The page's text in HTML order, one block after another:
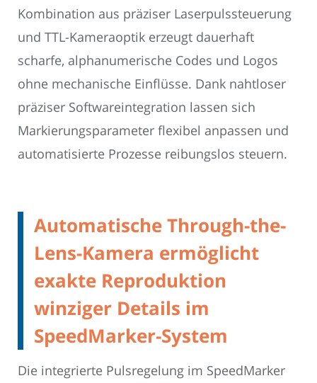
Kombination aus präziser Laserpulssteuerung
und TTL-Kameraoptik erzeugt dauerhaft
scharfe, alphanumerische Codes und Logos
ohne mechanische Einflüsse. Dank nahtloser
präziser Softwareintegration lassen sich
Markierungsparameter flexibel anpassen und
automatisierte Prozesse reibungslos steuern.
Automatische Through-the-
Lens-Kamera ermöglicht
exakte Reproduktion
winziger Details im
SpeedMarker-System
Die integrierte Pulsregelung im SpeedMarker